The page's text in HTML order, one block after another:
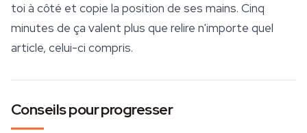
toi à côté et copie la position de ses mains. Cinq
minutes de ça valent plus que relire n'importe quel
article, celui-ci compris.
Conseils pour progresser